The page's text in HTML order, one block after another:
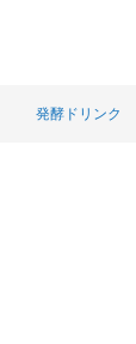
発酵ドリンク